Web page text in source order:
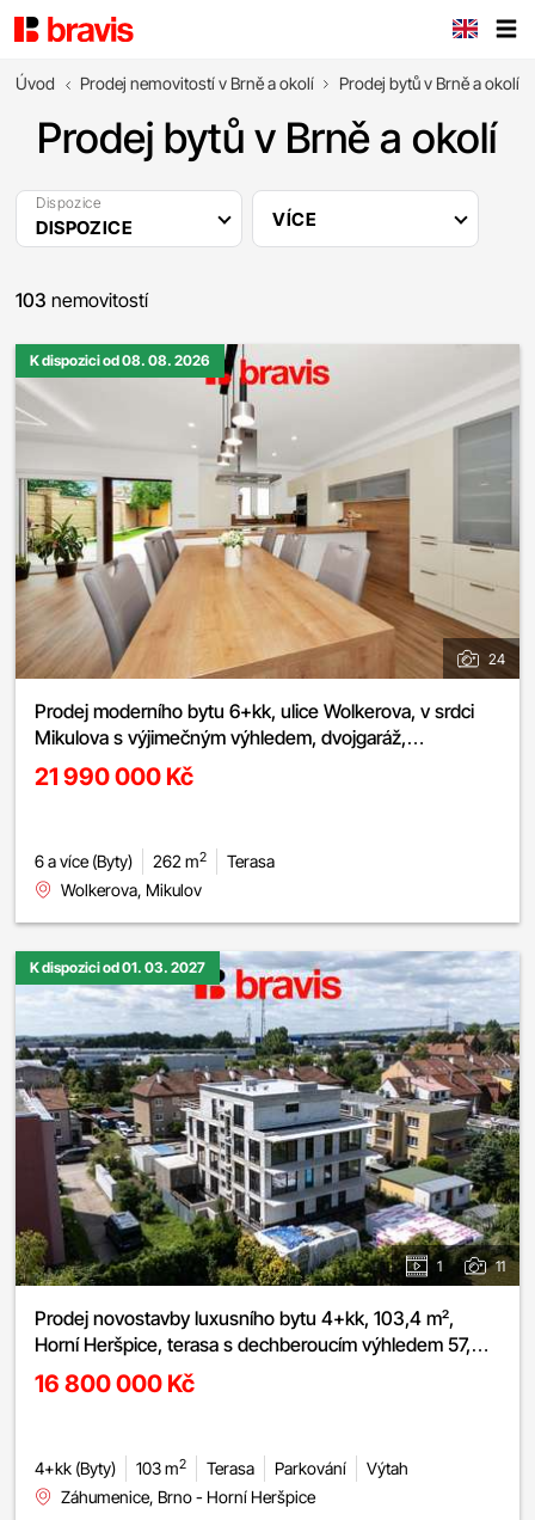
Úvod Prodej nemovitostí v Brně a okolí Prodej bytů v Brně a okolí
Prodej bytů v Brně a okolí
Dispozice
DISPOZICE VÍCE
103 nemovitostí
K dispozici od 08. 08. 2026
24
Prodej moderního bytu 6+kk, ulice Wolkerova, v srdci
Mikulova s výjimečným výhledem, dvojgaráž,
nadstandardní vybavení
21 990 000 Kč
6 a více (Byty) 262 m2
Terasa
Wolkerova, Mikulov
K dispozici od 01. 03. 2027
1 11
Prodej novostavby luxusního bytu 4+kk, 103,4 m²,
Horní Heršpice, terasa s dechberoucím výhledem 57,24
m², 2x parkování, sklep
16 800 000 Kč
4+kk (Byty) 103 m2 Terasa Parkování
Výtah
Záhumenice, Brno - Horní Heršpice